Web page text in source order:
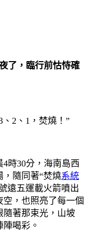
，臨行前怙恃確
、2、1，焚燒！”
4時30分，海南島西
，隨同著“焚燒系統
遠五運載火箭噴出
，也照亮了每一個
隨著那束光，山坡
喝彩。